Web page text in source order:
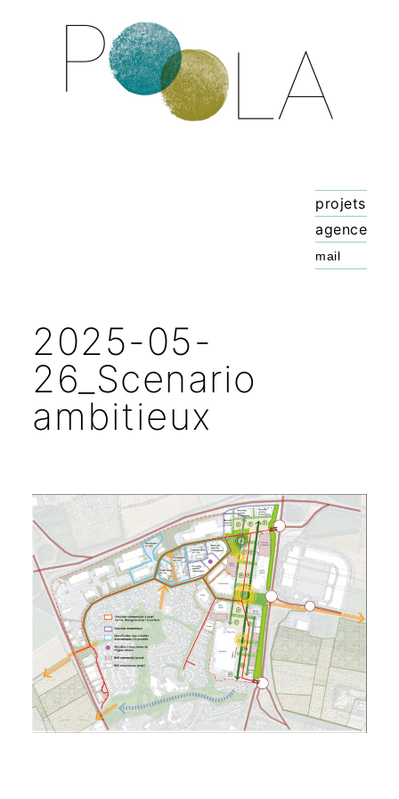
projets
agence
2025-05-
26_Scenario
ambitieux